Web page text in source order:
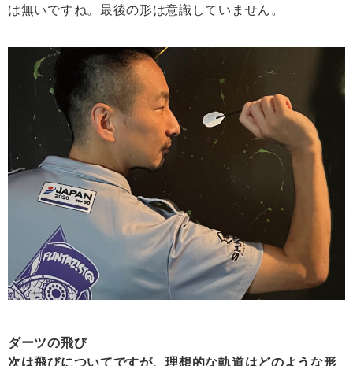
は無いですね。最後の形は意識していません。
ダーツの飛び
次は飛びについてですが、理想的な軌道はどのような形